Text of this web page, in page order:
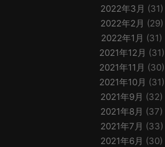
2022年3月 (31)
2022年2月 (29)
2022年1月 (31)
2021年12月 (31)
2021年11月 (30)
2021年10月 (31)
2021年9月 (32)
2021年8月 (37)
2021年7月 (33)
2021年6月 (30)